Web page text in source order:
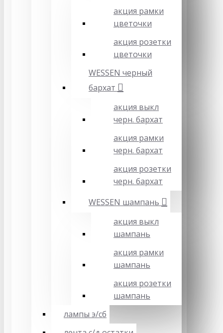
акция рамки
цветочки
акция розетки
цветочки
WESSEN черный
бархат
акция выкл
черн. бархат
акция рамки
черн. бархат
акция розетки
черн. бархат
WESSEN шампань
акция выкл
шампань
акция рамки
шампань
акция розетки
шампань
лампы э/сб